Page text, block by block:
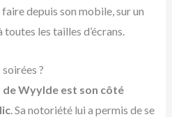
depuis son mobile, sur un
les tailles d’écrans.
?
de Wyylde est son côté
. Sa notoriété lui a permis de se